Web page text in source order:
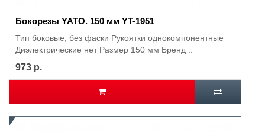
Бокорезы YATO. 150 мм YT-1951
Тип боковые, без фаски Рукоятки однокомпонентные
Диэлектрические нет Размер 150 мм Бренд ..
973 р.